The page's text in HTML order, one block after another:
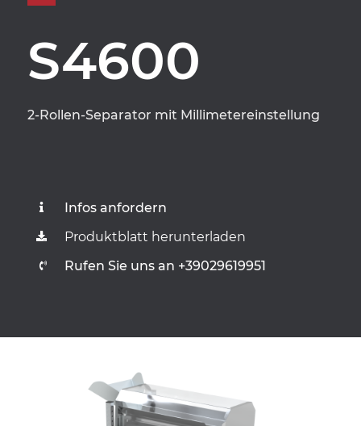
S4600
2-Rollen-Separator mit Millimetereinstellung
Infos anfordern
Produktblatt herunterladen
Rufen Sie uns an +39029619951